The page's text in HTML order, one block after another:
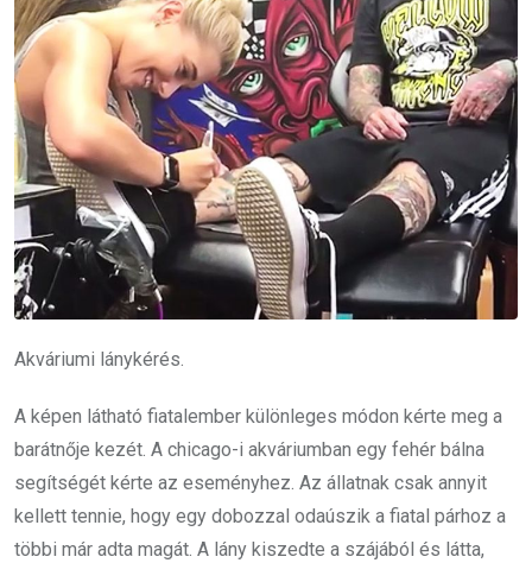
Akváriumi lánykérés.
A képen látható fiatalember különleges módon kérte meg a
barátnője kezét. A chicago-i akváriumban egy fehér bálna
segítségét kérte az eseményhez. Az állatnak csak annyit
kellett tennie, hogy egy dobozzal odaúszik a fiatal párhoz a
többi már adta magát. A lány kiszedte a szájából és látta,